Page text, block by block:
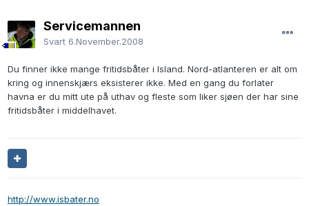
Servicemannen
Svart 6.November.2008
Du finner ikke mange fritidsbåter i Island. Nord-atlanteren er alt om
kring og innenskjærs eksisterer ikke. Med en gang du forlater
havna er du mitt ute på uthav og fleste som liker sjøen der har sine
fritidsbåter i middelhavet.
http://www.isbater.no